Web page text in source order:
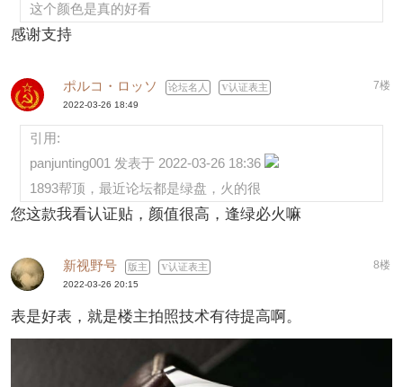
这个颜色是真的好看
感谢支持
ポルコ・ロッソ 论坛名人 认证表主 7楼
2022-03-26 18:49
引用:
panjunting001 发表于 2022-03-26 18:36
1893帮顶，最近论坛都是绿盘，火的很
您这款我看认证贴，颜值很高，逢绿必火嘛
新视野号 版主 认证表主 8楼
2022-03-26 20:15
表是好表，就是楼主拍照技术有待提高啊。